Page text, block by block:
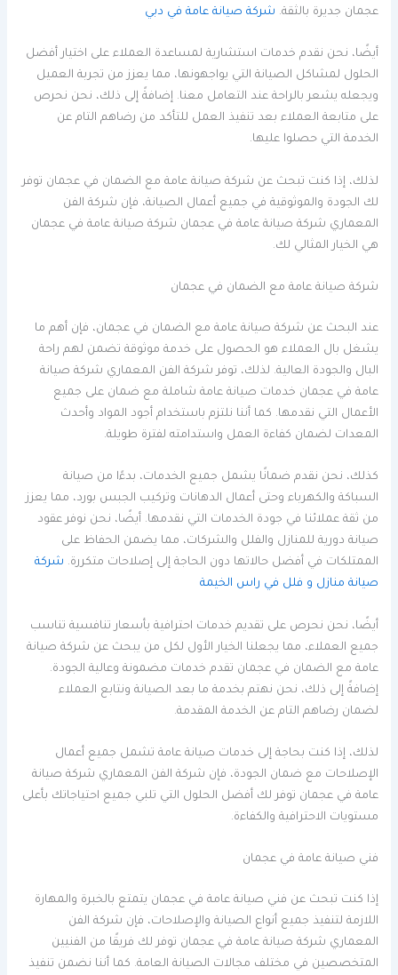
عجمان جديرة بالثقة. شركة صيانة عامة في دبي
أيضًا، نحن نقدم خدمات استشارية لمساعدة العملاء على اختيار أفضل
الحلول لمشاكل الصيانة التي يواجهونها، مما يعزز من تجربة العميل
ويجعله يشعر بالراحة عند التعامل معنا. إضافةً إلى ذلك، نحن نحرص
على متابعة العملاء بعد تنفيذ العمل للتأكد من رضاهم التام عن
الخدمة التي حصلوا عليها.
لذلك، إذا كنت تبحث عن شركة صيانة عامة مع الضمان في عجمان توفر
لك الجودة والموثوقية في جميع أعمال الصيانة، فإن شركة الفن
المعماري شركة صيانة عامة في عجمان شركة صيانة عامة في عجمان
هي الخيار المثالي لك.
شركة صيانة عامة مع الضمان في عجمان
عند البحث عن شركة صيانة عامة مع الضمان في عجمان، فإن أهم ما
يشغل بال العملاء هو الحصول على خدمة موثوقة تضمن لهم راحة
البال والجودة العالية. لذلك، توفر شركة الفن المعماري شركة صيانة
عامة في عجمان خدمات صيانة عامة شاملة مع ضمان على جميع
الأعمال التي نقدمها. كما أننا نلتزم باستخدام أجود المواد وأحدث
المعدات لضمان كفاءة العمل واستدامته لفترة طويلة.
كذلك، نحن نقدم ضمانًا يشمل جميع الخدمات، بدءًا من صيانة
السباكة والكهرباء وحتى أعمال الدهانات وتركيب الجبس بورد، مما يعزز
من ثقة عملائنا في جودة الخدمات التي نقدمها. أيضًا، نحن نوفر عقود
صيانة دورية للمنازل والفلل والشركات، مما يضمن الحفاظ على
الممتلكات في أفضل حالاتها دون الحاجة إلى إصلاحات متكررة. شركة
صيانة منازل و فلل في راس الخيمة
أيضًا، نحن نحرص على تقديم خدمات احترافية بأسعار تنافسية تناسب
جميع العملاء، مما يجعلنا الخيار الأول لكل من يبحث عن شركة صيانة
عامة مع الضمان في عجمان تقدم خدمات مضمونة وعالية الجودة.
إضافةً إلى ذلك، نحن نهتم بخدمة ما بعد الصيانة ونتابع العملاء
لضمان رضاهم التام عن الخدمة المقدمة.
لذلك، إذا كنت بحاجة إلى خدمات صيانة عامة تشمل جميع أعمال
الإصلاحات مع ضمان الجودة، فإن شركة الفن المعماري شركة صيانة
عامة في عجمان توفر لك أفضل الحلول التي تلبي جميع احتياجاتك بأعلى
مستويات الاحترافية والكفاءة.
فني صيانة عامة في عجمان
إذا كنت تبحث عن فني صيانة عامة في عجمان يتمتع بالخبرة والمهارة
اللازمة لتنفيذ جميع أنواع الصيانة والإصلاحات، فإن شركة الفن
المعماري شركة صيانة عامة في عجمان توفر لك فريقًا من الفنيين
المتخصصين في مختلف مجالات الصيانة العامة. كما أننا نضمن تنفيذ